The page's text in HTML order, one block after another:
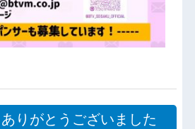
りがとうございました